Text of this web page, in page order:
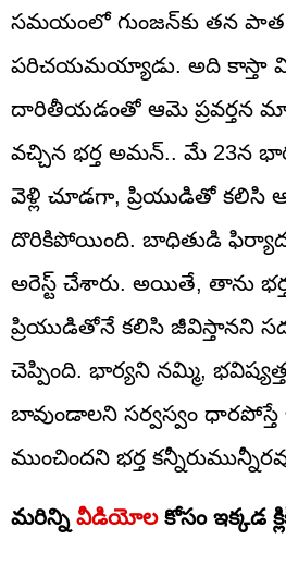
సమయంలో గుంజన్‌కు తన పాత
పరిచయమయ్యాడు. అది కాస్తా
దారితీయడంతో ఆమె ప్రవర్తన
వచ్చిన భర్త అమన్.. మే 23న
వెళ్లి చూడగా, ప్రియుడితో
దొరికిపోయింది. బాధితుడి
అరెస్ట్ చేశారు. అయితే, తాను
ప్రియుడితోనే కలిసి జీవిస్తానని
చెప్పింది. భార్యని నమ్మి,
బావుండాలని సర్వస్వం ధారపోస్తే
ముంచిందని భర్త
మరిన్ని వీడియోలకోసం ఇక్కడ